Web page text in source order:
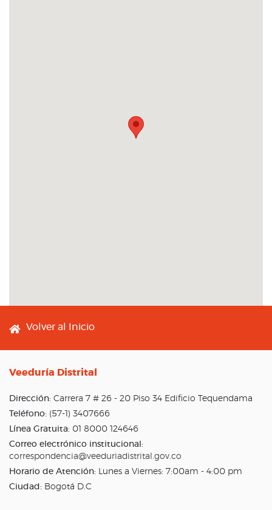
Footer menu
Volver al Inicio
Veeduría Distrital
Dirección: Carrera 7 # 26 - 20 Piso 34 Edificio Tequendama
Teléfono: (57-1) 3407666
Línea Gratuita: 01 8000 124646
Correo electrónico institucional:
correspondencia@veeduriadistrital.gov.co
Horario de Atención: Lunes a Viernes: 7:00am - 4:00 pm
Ciudad: Bogotá D.C